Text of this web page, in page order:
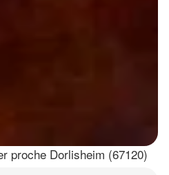
proche Dorlisheim (67120)